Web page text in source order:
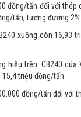
đồng/tấn đối với
tấn, tương đương 2%.
xuống còn
trên. CB240
triệu đồng/tấn.
đồng/tấn đối với